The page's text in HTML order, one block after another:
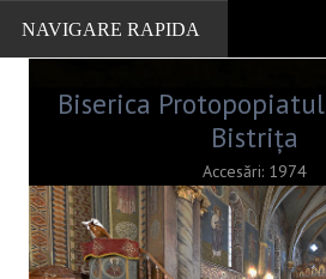
Localitati
Muzee
Biserica
Bistrița
Accesări: 1974